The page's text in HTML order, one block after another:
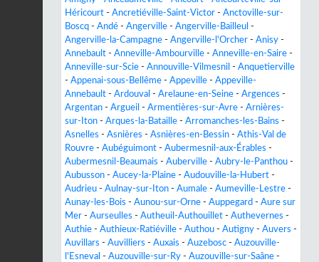
Héricourt - Ancretiéville-Saint-Victor - Anctoville-sur-
Boscq - Andé - Angerville - Angerville-Bailleul -
Angerville-la-Campagne - Angerville-l'Orcher - Anisy -
Annebault - Anneville-Ambourville - Anneville-en-Saire -
Anneville-sur-Scie - Annouville-Vilmesnil - Anquetierville
- Appenai-sous-Bellême - Appeville - Appeville-
Annebault - Ardouval - Arelaune-en-Seine - Argences -
Argentan - Argueil - Armentières-sur-Avre - Arnières-
sur-Iton - Arques-la-Bataille - Arromanches-les-Bains -
Asnelles - Asnières - Asnières-en-Bessin - Athis-Val de
Rouvre - Aubéguimont - Aubermesnil-aux-Érables -
Aubermesnil-Beaumais - Auberville - Aubry-le-Panthou -
Aubusson - Aucey-la-Plaine - Audouville-la-Hubert -
Audrieu - Aulnay-sur-Iton - Aumale - Aumeville-Lestre -
Aunay-les-Bois - Aunou-sur-Orne - Auppegard - Aure sur
Mer - Aurseulles - Autheuil-Authouillet - Authevernes -
Authie - Authieux-Ratiéville - Authou - Autigny - Auvers -
Auvillars - Auvilliers - Auxais - Auzebosc - Auzouville-
l'Esneval - Auzouville-sur-Ry - Auzouville-sur-Saâne -